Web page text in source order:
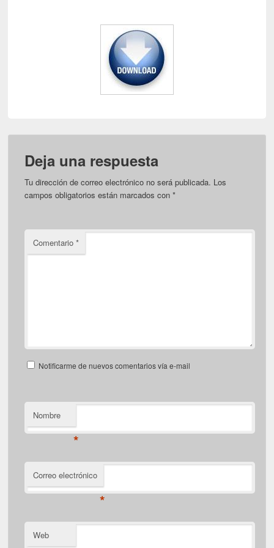
Deja una respuesta
Tu dirección de correo electrónico no será publicada. Los
campos obligatorios están marcados con*
Comentario*
Notificarme de nuevos comentarios vía e-mail
Nombre
*
Correo electrónico
*
Web